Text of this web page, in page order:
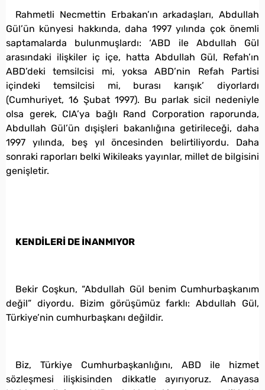
Rahmetli Necmettin Erbakan’ın arkadaşları, Abdullah
Gül’ün künyesi hakkında, daha 1997 yılında çok önemli
saptamalarda bulunmuşlardı: ‘ABD ile Abdullah Gül
arasındaki ilişkiler iç içe, hatta Abdullah Gül, Refah’ın
ABD’deki temsilcisi mi, yoksa ABD’nin Refah Partisi
içindeki temsilcisi mi, burası karışık’ diyorlardı
(Cumhuriyet, 16 Şubat 1997). Bu parlak sicil nedeniyle
olsa gerek, CIA’ya bağlı Rand Corporation raporunda,
Abdullah Gül’ün dışişleri bakanlığına getirileceği, daha
1997 yılında, beş yıl öncesinden belirtiliyordu. Daha
sonraki raporları belki Wikileaks yayınlar, millet de bilgisini
genişletir.
KENDİLERİ DE İNANMIYOR
Bekir Coşkun, “Abdullah Gül benim Cumhurbaşkanım
değil” diyordu. Bizim görüşümüz farklı: Abdullah Gül,
Türkiye’nin cumhurbaşkanı değildir.
Biz, Türkiye Cumhurbaşkanlığını, ABD ile hizmet
sözleşmesi ilişkisinden dikkatle ayırıyoruz. Anayasa